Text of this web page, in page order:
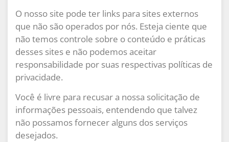
O nosso site pode ter links para sites externos
que não são operados por nós. Esteja ciente que
não temos controle sobre o conteúdo e práticas
desses sites e não podemos aceitar
responsabilidade por suas respectivas políticas de
privacidade.
Você é livre para recusar a nossa solicitação de
informações pessoais, entendendo que talvez
não possamos fornecer alguns dos serviços
desejados.